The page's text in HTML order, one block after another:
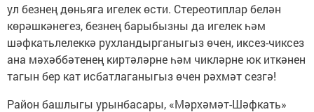
ул безнең дөньяга игелек өсти. Стереотиплар белән
көрәшкәнегез, безнең барыбызны да игелек һәм
шәфкатьлелеккә рухландырганыгыз өчен, иксез-чиксез
ана мәхәббәтенең киртәләрне һәм чикләрне юк иткәнен
тагын бер кат исбатлаганыгыз өчен рәхмәт сезгә!
Район башлыгы урынбасары, «Мәрхәмәт-Шәфкать»